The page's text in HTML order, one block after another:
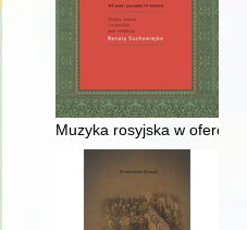
Muzyka rosyjska w ofercie